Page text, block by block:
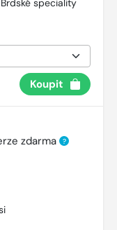
Koupit
zdarma ?